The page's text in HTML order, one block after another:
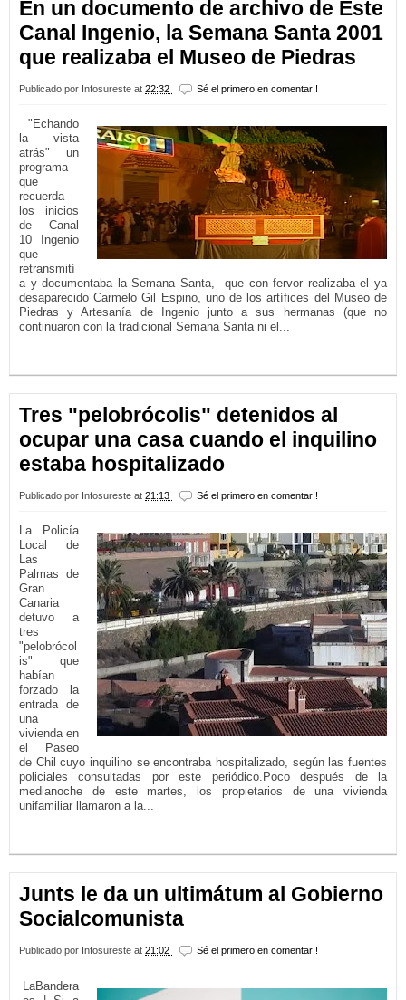
En un documento de archivo de Este
Canal Ingenio, la Semana Santa 2001
que realizaba el Museo de Piedras
Publicado por Infosureste at 22:32 Sé el primero en comentar!!
"Echando
la vista
atrás" un
programa
que
recuerda
los inicios
de Canal
10 Ingenio
que
retransmití
a y documentaba la Semana Santa, que con fervor realizaba el ya
desaparecido Carmelo Gil Espino, uno de los artífices del Museo de
Piedras y Artesanía de Ingenio junto a sus hermanas (que no
continuaron con la tradicional Semana Santa ni el...
Tres "pelobrócolis" detenidos al
ocupar una casa cuando el inquilino
estaba hospitalizado
Publicado por Infosureste at 21:13 Sé el primero en comentar!!
La Policía
Local de
Las
Palmas de
Gran
Canaria
detuvo a
tres
"pelobrócol
is" que
habían
forzado la
entrada de
una
vivienda en
el Paseo
de Chil cuyo inquilino se encontraba hospitalizado, según las fuentes
policiales consultadas por este periódico.Poco después de la
medianoche de este martes, los propietarios de una vivienda
unifamiliar llamaron a la...
Junts le da un ultimátum al Gobierno
Socialcomunista
Publicado por Infosureste at 21:02 Sé el primero en comentar!!
LaBandera